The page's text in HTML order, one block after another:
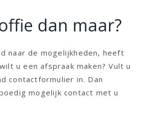
dan maar?
naar de mogelijkheden, heeft
u een afspraak maken? Vult u
contactformulier in. Dan
mogelijk contact met u